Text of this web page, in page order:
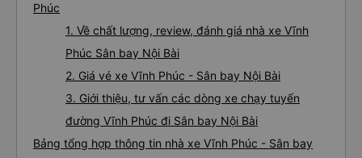
Phúc
1. Về chất lượng, review, đánh giá nhà xe Vĩnh
Phúc Sân bay Nội Bài
2. Giá vé xe Vĩnh Phúc - Sân bay Nội Bài
3. Giới thiệu, tư vấn các dòng xe chạy tuyến
đường Vĩnh Phúc đi Sân bay Nội Bài
Bảng tổng hợp thông tin nhà xe Vĩnh Phúc - Sân bay